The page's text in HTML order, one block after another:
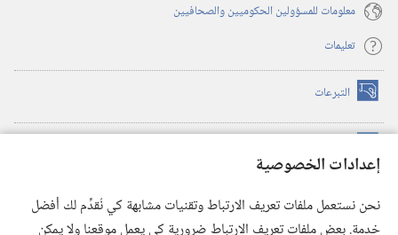
إعدادات الخصوصية
نحن نستعمل ملفات تعريف الارتباط وتقنيات مشابهة كي نُقدِّم لك أفضل
خدمة. بعض ملفات تعريف الارتباط ضرورية كي يعمل موقعنا ولا يمكن
معلومات للمسؤولين الحكوميين والصحافيين
تعليمات
التبرعات (يفتح
نافذة
(يفتح
نافذة
(يفتح
نافذة
تطبيق ®
JW Library